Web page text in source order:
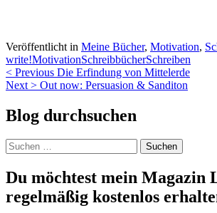
Veröffentlicht in Meine Bücher, Motivation,
write!MotivationSchreibbücherSchreiben
Beitragsnavigation
< Previous Die Erfindung von Mittelerde
Next > Out now: Persuasion & Sanditon
Blog durchsuchen
Suchen
nach:
Du möchtest mein Magazin
regelmäßig kostenlos